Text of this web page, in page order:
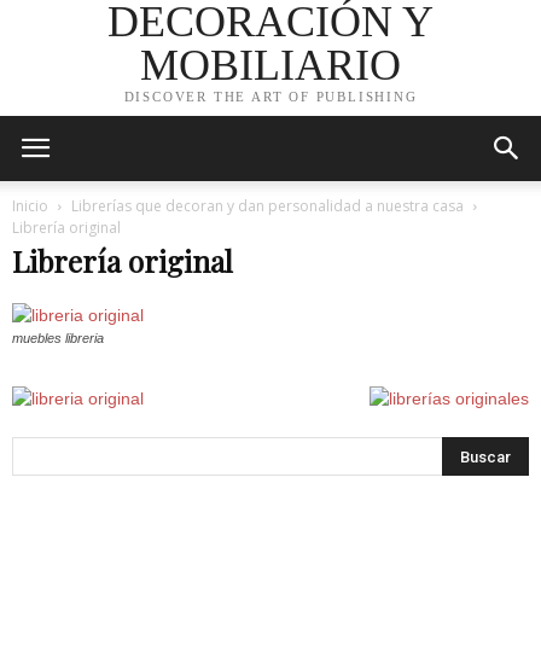
DECORACIÓN Y
MOBILIARIO
DISCOVER THE ART OF PUBLISHING
Inicio
Librerías que decoran y dan personalidad a nuestra casa
Librería original
Librería original
muebles libreria